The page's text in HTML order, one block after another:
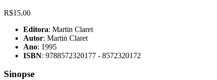
R$15,00
Editora: Martin Claret
Autor: Martin Claret
Ano: 1995
ISBN: 9788572320177 - 8572320172
Sinopse